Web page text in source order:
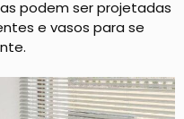
podem ser projetadas
e vasos para se